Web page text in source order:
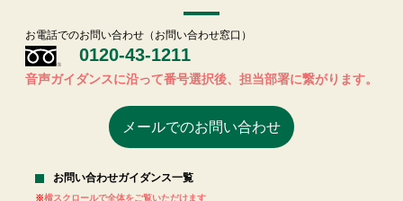
お電話でのお問い合わせ（お問い合わせ窓口）
0120-43-1211
音声ガイダンスに沿って番号選択後、担当部署に繋がります。
メールでのお問い合わせ
お問い合わせガイダンス一覧
横スクロールで全体をご覧いただけます